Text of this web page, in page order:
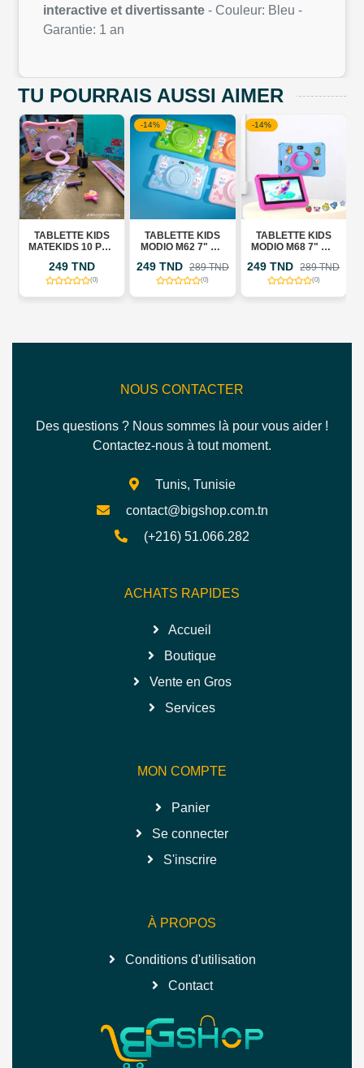
interactive et divertissante - Couleur: Bleu -
Garantie: 1 an
TU POURRAIS AUSSI AIMER
TABLETTE KIDS
MATEKIDS 10 PRO
249 TND
(0)
-14%
TABLETTE KIDS
MODIO M62 7" WI-
249 TND 289 TND
(0)
-14%
TABLETTE KIDS
MODIO M68 7" WI-
249 TND 289 TND
(0)
NOUS CONTACTER
Des questions ? Nous sommes là pour vous aider !
Contactez-nous à tout moment.
Tunis, Tunisie
contact@bigshop.com.tn
(+216) 51.066.282
ACHATS RAPIDES
Accueil
Boutique
Vente en Gros
Services
MON COMPTE
Panier
Se connecter
S'inscrire
À PROPOS
Conditions d'utilisation
Contact